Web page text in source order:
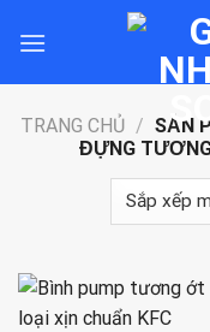
TRANG CHỦ / SẢN
ĐỰNG